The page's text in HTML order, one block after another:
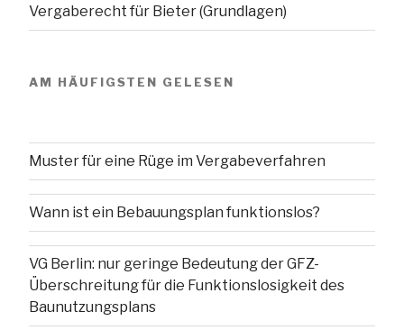
Vergaberecht für Bieter (Grundlagen)
AM HÄUFIGSTEN GELESEN
Muster für eine Rüge im Vergabeverfahren
Wann ist ein Bebauungsplan funktionslos?
VG Berlin: nur geringe Bedeutung der GFZ-
Überschreitung für die Funktionslosigkeit des
Baunutzungsplans